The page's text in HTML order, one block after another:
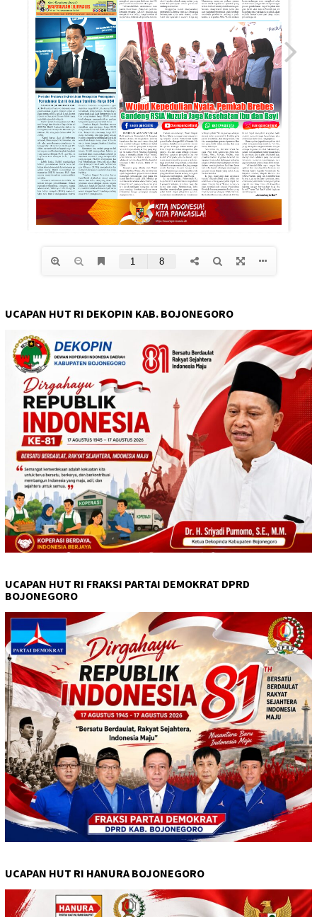
UCAPAN HUT RI DEKOPIN KAB. BOJONEGORO
UCAPAN HUT RI FRAKSI PARTAI DEMOKRAT DPRD
BOJONEGORO
UCAPAN HUT RI HANURA BOJONEGORO